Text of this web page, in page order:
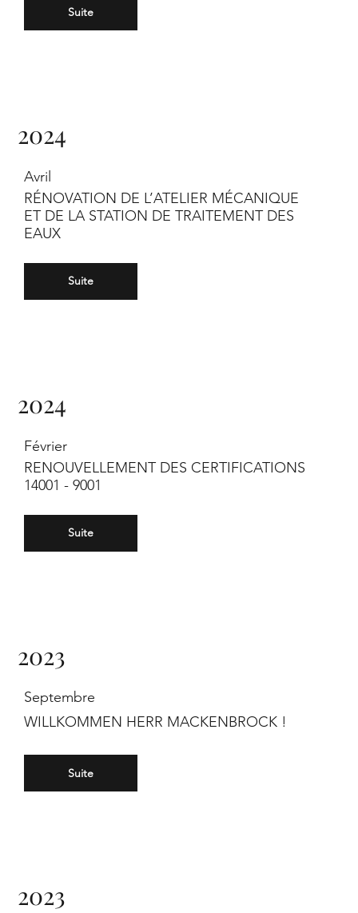
Suite
2024
Avril
RÉNOVATION DE L’ATELIER MÉCANIQUE
ET DE LA STATION DE TRAITEMENT DES
EAUX
Suite
2024
Février
RENOUVELLEMENT DES CERTIFICATIONS
14001 - 9001
Suite
2023
Septembre
WILLKOMMEN HERR MACKENBROCK !
Suite
2023